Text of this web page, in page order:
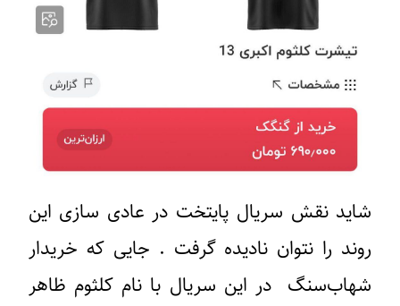
شاید نقش سریال پایتخت در عادی سازی این
روند را نتوان نادیده گرفت . جایی که خریدار
شهاب‌سنگ در این سریال با نام کلثوم ظاهر